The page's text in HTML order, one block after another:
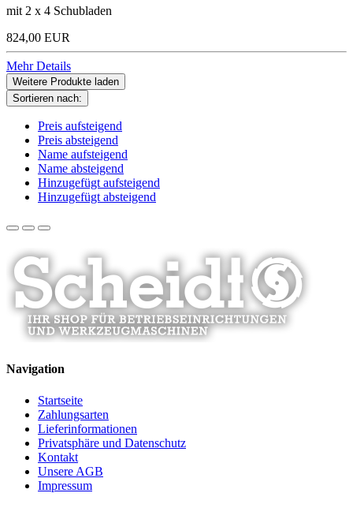
mit 2 x 4 Schubladen
824,00 EUR
Mehr Details
Weitere Produkte laden
Sortieren nach:
Preis aufsteigend
Preis absteigend
Name aufsteigend
Name absteigend
Hinzugefügt aufsteigend
Hinzugefügt absteigend
Navigation
Startseite
Zahlungsarten
Lieferinformationen
Privatsphäre und Datenschutz
Kontakt
Unsere AGB
Impressum